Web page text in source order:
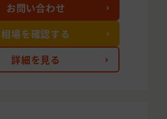
詳細を見る
お問い合わせ
相場を確認する